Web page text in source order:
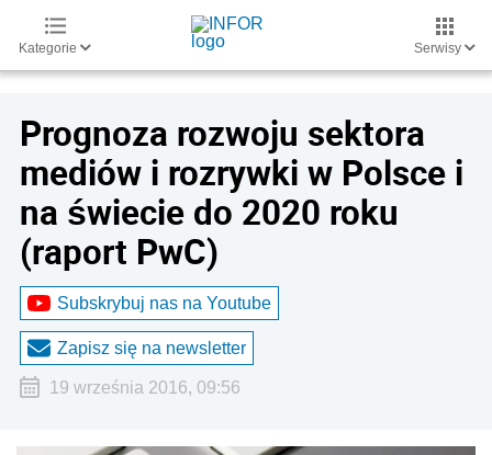
Kategorie Serwisy
Prognoza rozwoju sektora
mediów i rozrywki w Polsce i
na świecie do 2020 roku
(raport PwC)
Subskrybuj nas na Youtube
Zapisz się na newsletter
19 września 2016, 09:56